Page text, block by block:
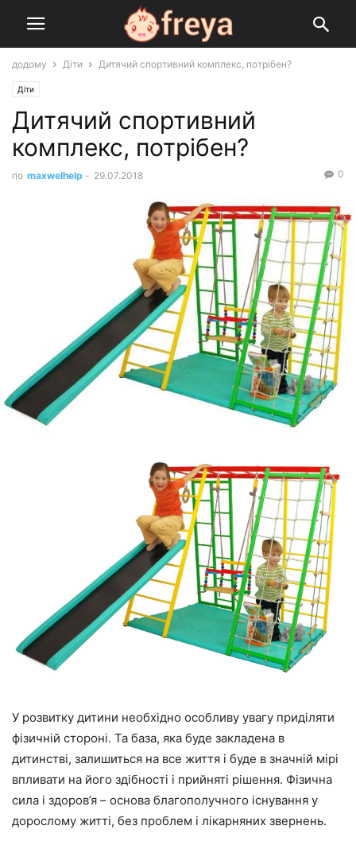
додому Діти Дитячий спортивний комплекс, потрібен?
Діти
Дитячий спортивний
комплекс, потрібен?
по maxwelhelp - 29.07.2018 0
У розвитку дитини необхідно особливу увагу приділяти
фізичній стороні. Та база, яка буде закладена в
дитинстві, залишиться на все життя і буде в значній мірі
впливати на його здібності і прийняті рішення. Фізична
сила і здоров’я – основа благополучного існування у
дорослому житті, без проблем і лікарняних звернень.